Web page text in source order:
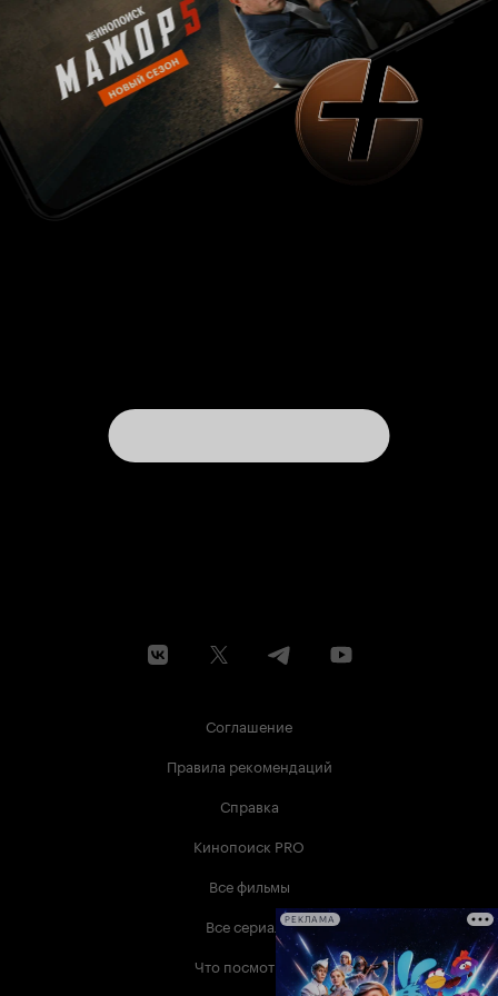
что очевидные отсылки к «Золушке», такие как
туфельки 41-го размера, костюм феи и богатый
принц (прекрасным, пожалуй, Майкла Смайли
не назовёшь) – это ложные тропинки. История
вовсе не сказочная. Кроме этого, фильм
постепенно теряет признаки комедии, к
своему весьма неожиданному финалу (и во
многом благодаря ему) превращаясь в
хорошую мелодраму с мурашками. Так что
если хотели оборжаться – проходите мимо.
Если хотели улыбнуться, погрустить и неплохо
Соглашение
Правила рекомендаций
Справка
Кинопоиск PRO
Все фильмы
Все сериалы
Что посмотреть
РЕКЛАМА